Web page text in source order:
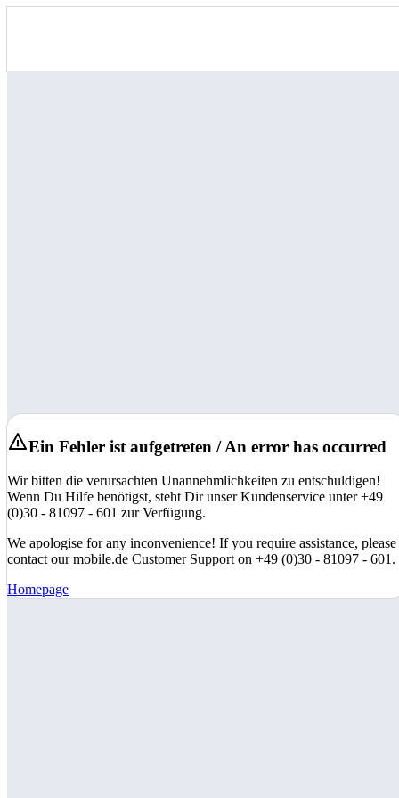
Ein Fehler ist aufgetreten / An error has occurred
Wir bitten die verursachten Unannehmlichkeiten zu entschuldigen!
Wenn Du Hilfe benötigst, steht Dir unser Kundenservice unter +49
(0)30 - 81097 - 601 zur Verfügung.
We apologise for any inconvenience! If you require assistance, please
contact our mobile.de Customer Support on +49 (0)30 - 81097 - 601.
Homepage